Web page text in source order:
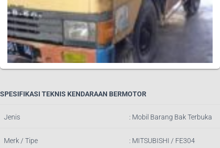
SPESIFIKASI TEKNIS KENDARAAN BERMOTOR
Jenis : Mobil Barang Bak Terbuka
Merk / Tipe : MITSUBISHI / FE304